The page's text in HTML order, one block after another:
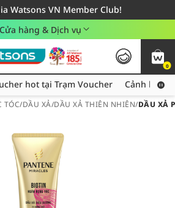
Watsons VN Member Club!
hàng cho đơn hàng từ 249,000Đ
- Áp dụng khu vực TP. Hồ Chí Minh
Cửa hàng & Dịch vụ
0
Thu thập thêm voucher hot tại Trạm Voucher
hot tại Trạm Voucher Cảnh báo
TÓC/DẦU XẢ/DẦU XẢ THIÊN NHIÊN/DẦU XẢ